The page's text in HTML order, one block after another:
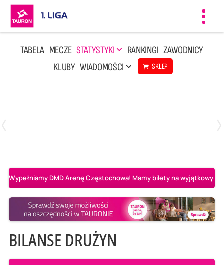
TABELA MECZE STATYSTYKI RANKINGI ZAWODNICY
KLUBY WIADOMOŚCI SKLEP
Wypełniamy DMD Arenę Częstochowa! Mamy bilety na wyjątkowy
BILANSE DRUŻYN